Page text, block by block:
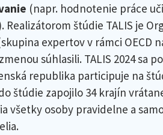
(napr. hodnotenie práce
štúdie TALIS je
expertov v rámci OECD
súhlasili. TALIS 2024
republika participuje na
štúdie zapojilo 34 krajín
všetky osoby pravidelne a